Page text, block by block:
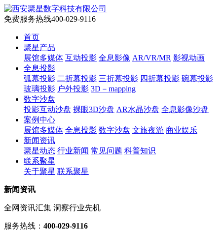
免费服务热线400-029-9116
首页
聚星产品
展馆多媒体 互动投影 全息影像 AR/VR/MR 影视动画
全息投影
弧幕投影 二折幕投影 三折幕投影 四折幕投影 碗幕投影
玻璃投影 户外投影 3D－mapping
数字沙盘
投影互动沙盘 裸眼3D沙盘 AR水晶沙盘 全息影像沙盘
案例中心
展馆多媒体 全息投影 数字沙盘 文旅夜游 商业娱乐
新闻资讯
聚星动态 行业新闻 常见问题 科普知识
联系聚星
关于聚星 联系聚星
新闻资讯
全网资讯汇集 洞察行业先机
服务热线： 400-029-9116